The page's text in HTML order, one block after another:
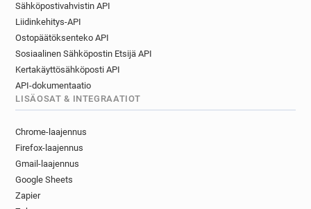
Sähköpostivahvistin API
Liidinkehitys-API
Ostopäätöksenteko API
Sosiaalinen Sähköpostin Etsijä API
Kertakäyttösähköposti API
API-dokumentaatio
LISÄOSAT & INTEGRAATIOT
Chrome-laajennus
Firefox-laajennus
Gmail-laajennus
Google Sheets
Zapier